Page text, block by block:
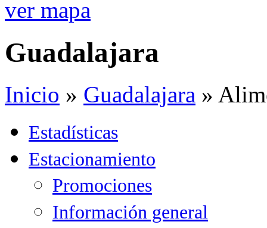
ver mapa
Guadalajara
Inicio » Guadalajara »
Estadísticas
Estacionamiento
Promociones
Información general